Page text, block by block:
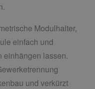
Modulhalter,
einfach und
einhängen lassen.
und verkürzt